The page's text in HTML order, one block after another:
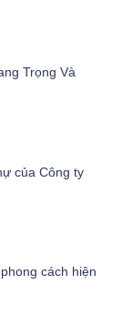
Trọng Và
của Công ty
cách hiện